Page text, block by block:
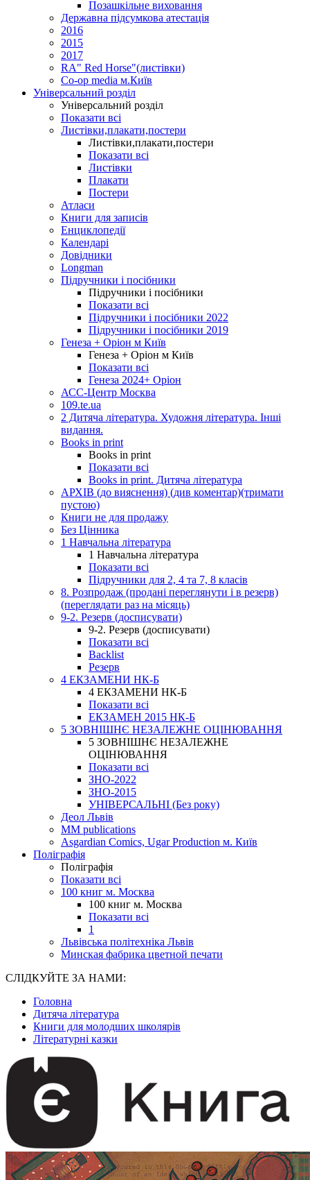
Позашкільне виховання
Державна підсумкова атестація
2016
2015
2017
RA" Red Horse"(листівки)
Co-op media м.Київ
Універсальний розділ
Універсальний розділ
Показати всі
Листівки,плакати,постери
Листівки,плакати,постери
Показати всі
Листівки
Плакати
Постери
Атласи
Книги для записів
Енциклопедії
Календарі
Довідники
Longman
Підручники і посібники
Підручники і посібники
Показати всі
Підручники і посібники 2022
Підручники і посібники 2019
Генеза + Оріон м Київ
Генеза + Оріон м Київ
Показати всі
Генеза 2024+ Оріон
АСС-Центр Москва
109.te.ua
2 Дитяча література. Художня література. Інші
видання.
Books in print
Books in print
Показати всі
Books in print. Дитяча література
АРХІВ (до вияснення) (див коментар)(тримати
пустою)
Книги не для продажу
Без Цінника
1 Навчальна література
1 Навчальна література
Показати всі
Підручники для 2, 4 та 7, 8 класів
8. Розпродаж (продані переглянути і в резерв)
(переглядати раз на місяць)
9-2. Резерв (досписувати)
9-2. Резерв (досписувати)
Показати всі
Backlist
Резерв
4 ЕКЗАМЕНИ НК-Б
4 ЕКЗАМЕНИ НК-Б
Показати всі
ЕКЗАМЕН 2015 НК-Б
5 ЗОВНІШНЄ НЕЗАЛЕЖНЕ ОЦІНЮВАННЯ
5 ЗОВНІШНЄ НЕЗАЛЕЖНЕ
ОЦІНЮВАННЯ
Показати всі
ЗНО-2022
ЗНО-2015
УНІВЕРСАЛЬНІ (Без року)
Деол Львів
MM publications
Asgardian Comics, Ugar Production м. Київ
Поліграфія
Поліграфія
Показати всі
100 книг м. Москва
100 книг м. Москва
Показати всі
1
Львівська політехніка Львів
Минская фабрика цветной печати
СЛІДКУЙТЕ ЗА НАМИ:
Головна
Дитяча література
Книги для молодших школярів
Літературні казки